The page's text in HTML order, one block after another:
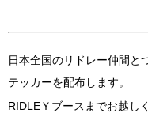
日本全国のリドレー仲間と
テッカーを配布します。
RIDLEＹブースまでお越し